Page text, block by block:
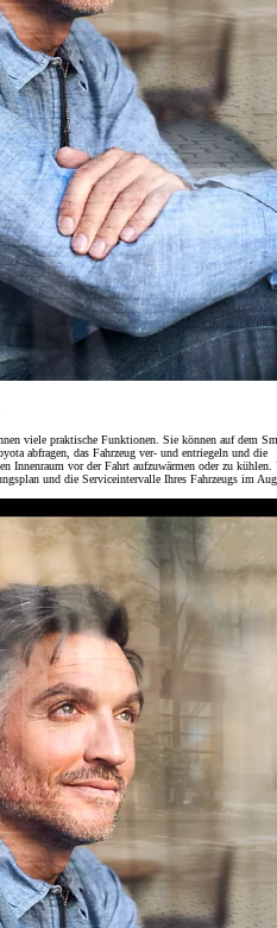
viele praktische Funktionen. Sie können auf dem
abfragen, das Fahrzeug ver- und entriegeln und die
Innenraum vor der Fahrt aufzuwärmen oder zu kühlen.
und die Serviceintervalle Ihres Fahrzeugs im